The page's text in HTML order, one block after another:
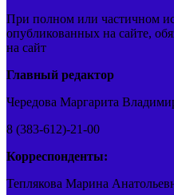
При полном или частичном
опубликованных на сайте,
на сайт
Главный редактор
Чередова Маргарита
8 (383-612)-21-00
Корреспонденты:
Теплякова Марина